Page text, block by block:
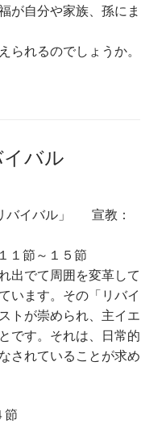
が自分や家族、孫にま
られるのでしょうか。
バル
バイバル」 宣教：
節～１５節
出でて周囲を変革して
います。その「リバイ
トが崇められ、主イエ
です。それは、日常的
されていることが求め